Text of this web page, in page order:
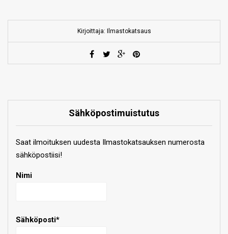
Kirjoittaja: Ilmastokatsaus
Sähköpostimuistutus
Saat ilmoituksen uudesta Ilmastokatsauksen numerosta
sähköpostiisi!
Nimi
Sähköposti*